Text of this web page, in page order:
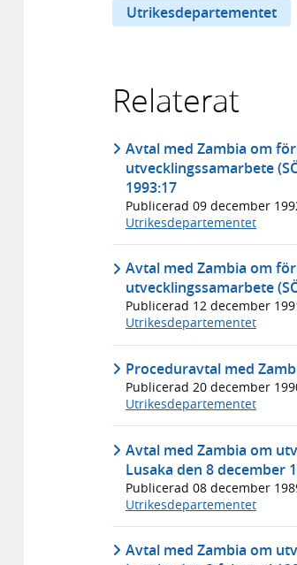
Utrikesdepartementet
Relaterat
Avtal med Zambia om
utvecklingssamarbete
1993:17
Publicerad 09 december
Utrikesdepartementet
Avtal med Zambia om
utvecklingssamarbete
Publicerad 12 december
Utrikesdepartementet
Proceduravtal med
Publicerad 20 december
Utrikesdepartementet
Avtal med Zambia om
Lusaka den 8 december
Publicerad 08 december
Utrikesdepartementet
Avtal med Zambia om